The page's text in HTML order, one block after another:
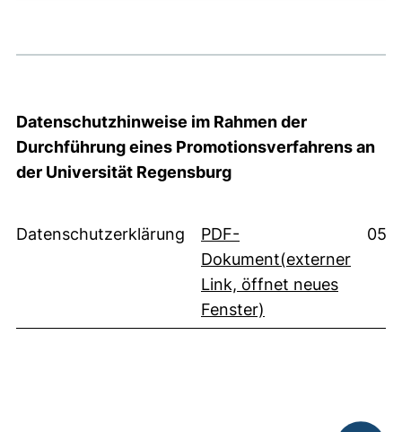
Datenschutzhinweise im Rahmen der
Durchführung eines Promotionsverfahrens an
der Universität Regensburg
Datenschutzerklärung
PDF-
Dokument(externer
Link, öffnet neues
Fenster)
05/